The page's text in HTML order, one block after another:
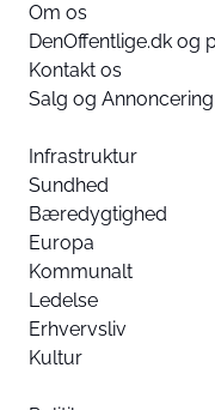
Om os
DenOffentlige.dk og
Kontakt os
Salg og Annoncering
Infrastruktur
Sundhed
Bæredygtighed
Europa
Kommunalt
Ledelse
Erhvervsliv
Kultur